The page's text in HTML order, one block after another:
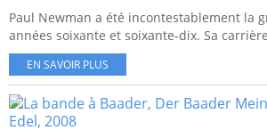
Paul Newman a été incontestablement la
années soixante et soixante-dix. Sa
EN SAVOIR PLUS